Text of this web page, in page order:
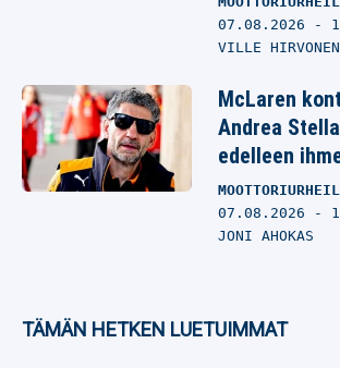
07.08.2026 -
VILLE HIRVONEN
McLaren
Andrea
edelleen
07.08.2026 -
JONI AHOKAS
TÄMÄN HETKEN LUETUIMMAT